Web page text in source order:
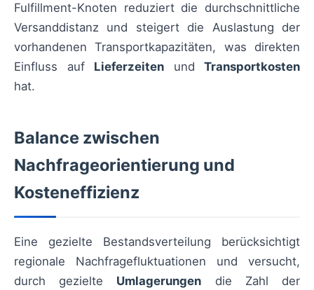
Fulfillment-Knoten reduziert die durchschnittliche
Versanddistanz und steigert die Auslastung der
vorhandenen Transportkapazitäten, was direkten
Einfluss auf Lieferzeiten und Transportkosten
hat.
Balance zwischen
Nachfrageorientierung und
Kosteneffizienz
Eine gezielte Bestandsverteilung berücksichtigt
regionale Nachfragefluktuationen und versucht,
durch gezielte Umlagerungen die Zahl der